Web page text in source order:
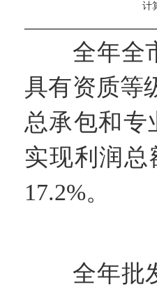
计算
全年全市
具有资质等
总承包和专
实现利润总
17.2%。
全年批发